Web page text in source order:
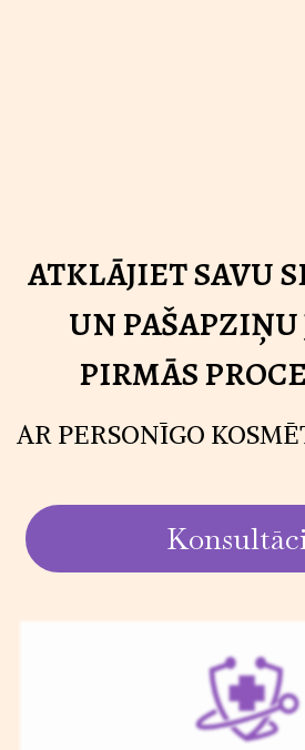
ATKLĀJIET SAVU
UN PAŠAPZIŅU
PIRMĀS
AR PERSONĪGO